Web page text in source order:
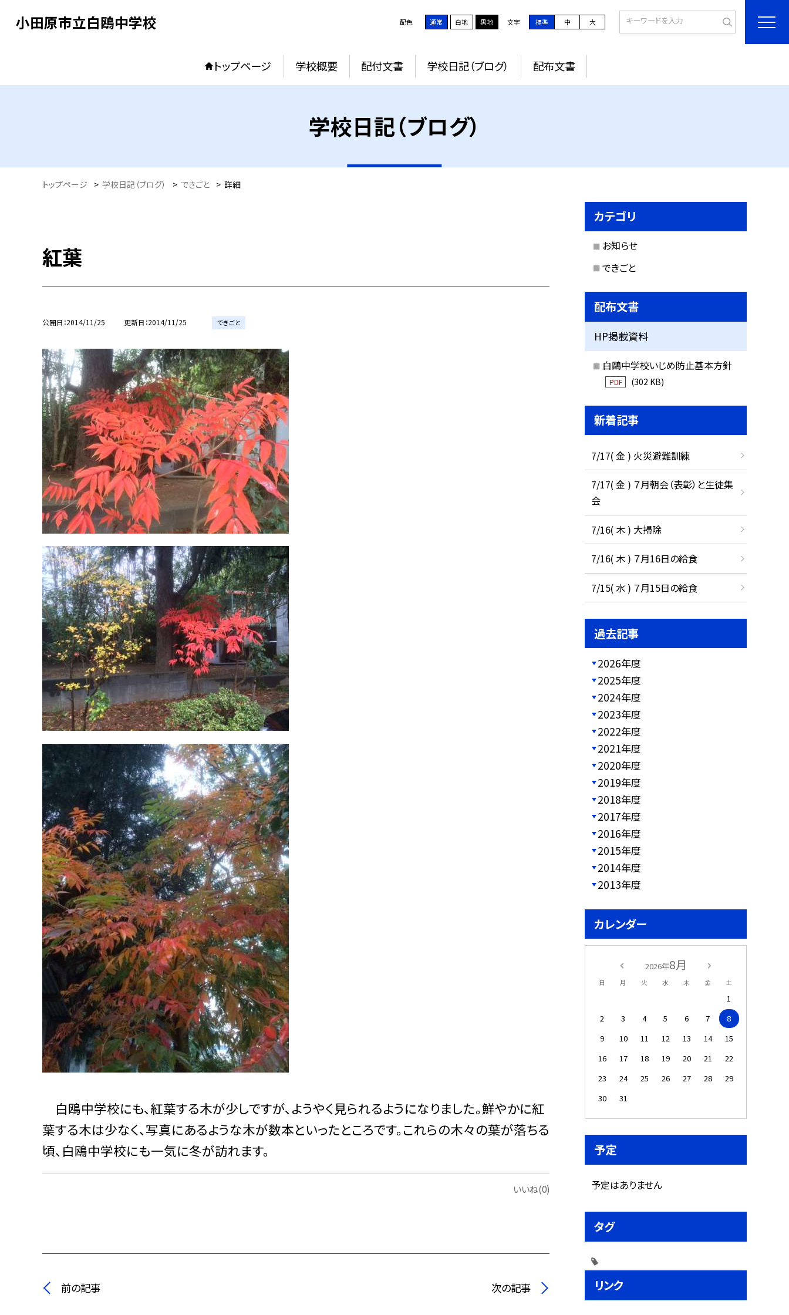
小田原市立白鴎中学校 配色 通常 白地 黒地 文字 標準 中 大
トップページ 学校概要 配付文書 学校日記（ブログ） 配布文書
学校日記（ブログ）
トップページ > 学校日記（ブログ） > できごと > 詳細
紅葉
公開日 2014/11/25 更新日 2014/11/25 できごと
白鴎中学校にも、紅葉する木が少しですが、ようやく見られるようになりました。鮮やかに紅
葉する木は少なく、写真にあるような木が数本といったところです。これらの木々の葉が落ちる
頃、白鴎中学校にも一気に冬が訪れます。
いいね(0)
前の記事 次の記事
カテゴリ
お知らせ
できごと
配布文書
HP掲載資料
白鷗中学校いじめ防止基本方針
PDF (302 KB)
新着記事
7/17( 金 ) 火災避難訓練
7/17( 金 ) ７月朝会（表彰）と生徒集
会
7/16( 木 ) 大掃除
7/16( 木 ) ７月16日の給食
7/15( 水 ) ７月15日の給食
過去記事
2026年度
2025年度
2024年度
2023年度
2022年度
2021年度
2020年度
2019年度
2018年度
2017年度
2016年度
2015年度
2014年度
2013年度
カレンダー
2026年8月
日 月 火 水 木 金 土
1
2
3 4 5 6 7
8
9
10 11 12 13 14
15
16
17 18 19 20 21
22
23
24 25 26 27 28
29
30
31
予定
予定はありません
タグ
リンク